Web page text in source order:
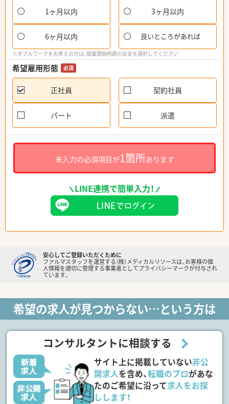
1ヶ月以内 3ヶ月以内
6ヶ月以内 良いところがあれば
※ダブルワークをお考えの方は、就業開始時期の目安を選択してください
希望雇用形態 必須
正社員 契約社員
パート 派遣
未入力の必須項目が1箇所あります
LINE連携で簡単入力！
安心してご登録いただくために
ファルマスタッフを運営する（株）メディカルリソースは、お客様の個
人情報を適切に管理する事業者としてプライバシーマークが付与され
ています。
希望の求人が見つからない…という方は
コンサルタントに相談する
サイト上に掲載していない非公
開求人を含め、転職のプロがあな
たのご希望に沿って求人をお探
しします！